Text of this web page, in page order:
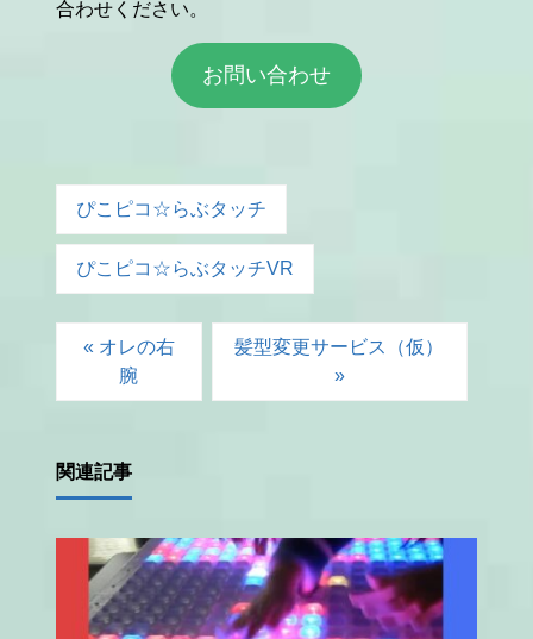
合わせください。
お問い合わせ
ぴこピコ☆らぶタッチ
ぴこピコ☆らぶタッチVR
« オレの右
腕
髪型変更サービス（仮）
»
関連記事